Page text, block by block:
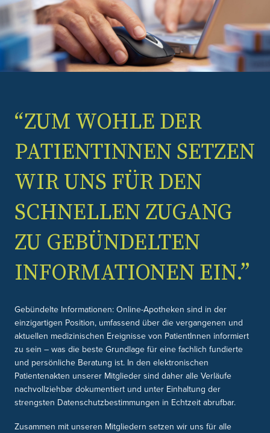
“ZUM WOHLE DER
PATIENTINNEN SETZEN
WIR UNS FÜR DEN
SCHNELLEN ZUGANG
ZU GEBÜNDELTEN
INFORMATIONEN EIN.”
Gebündelte Informationen: Online-Apotheken sind in der
einzigartigen Position, umfassend über die vergangenen und
aktuellen medizinischen Ereignisse von PatientInnen informiert
zu sein – was die beste Grundlage für eine fachlich fundierte
und persönliche Beratung ist. In den elektronischen
Patientenakten unserer Mitglieder sind daher alle Verläufe
nachvollziehbar dokumentiert und unter Einhaltung der
strengsten Datenschutzbestimmungen in Echtzeit abrufbar.
Zusammen mit unseren Mitgliedern setzen wir uns für alle